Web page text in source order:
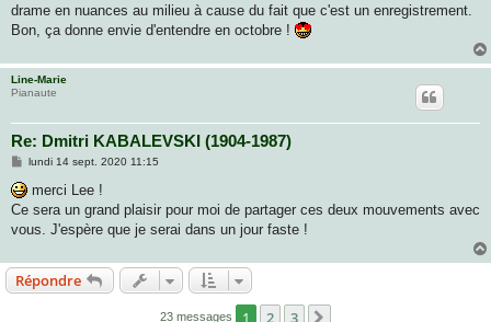
drame en nuances au milieu à cause du fait que c'est un enregistrement.
Bon, ça donne envie d'entendre en octobre !
Line-Marie
Pianaute
Re: Dmitri KABALEVSKI (1904-1987)
M
s
s
a
g
lundi 14 sept. 2020 11:15
merci Lee !
Ce sera un grand plaisir pour moi de partager ces deux mouvements avec
vous. J'espère que je serai dans un jour faste !
Répondre
23 messages 1 2 3